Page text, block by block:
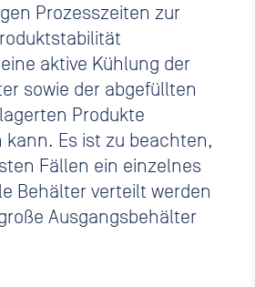
Prozesszeiten zur
aktive Kühlung der
sowie der abgefüllten
Produkte
Es ist zu beachten,
Fällen ein einzelnes
Behälter verteilt werden
Ausgangsbehälter